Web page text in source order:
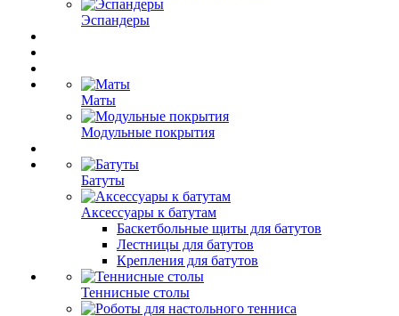
Эспандеры
Маты
Модульные покрытия
Батуты
Аксессуары к батутам
Баскетбольные щиты для батутов
Лестницы для батутов
Крепления для батутов
Теннисные столы